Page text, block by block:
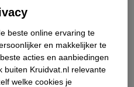
onder de noemer ontspannend.
rood zijn en beurs of stijf
redelijk wat kracht op je
vermoeid bent na de
beste online ervaring te
en makkelijker te
acties en aanbiedingen
buiten Kruidvat.nl relevante
welke cookies je